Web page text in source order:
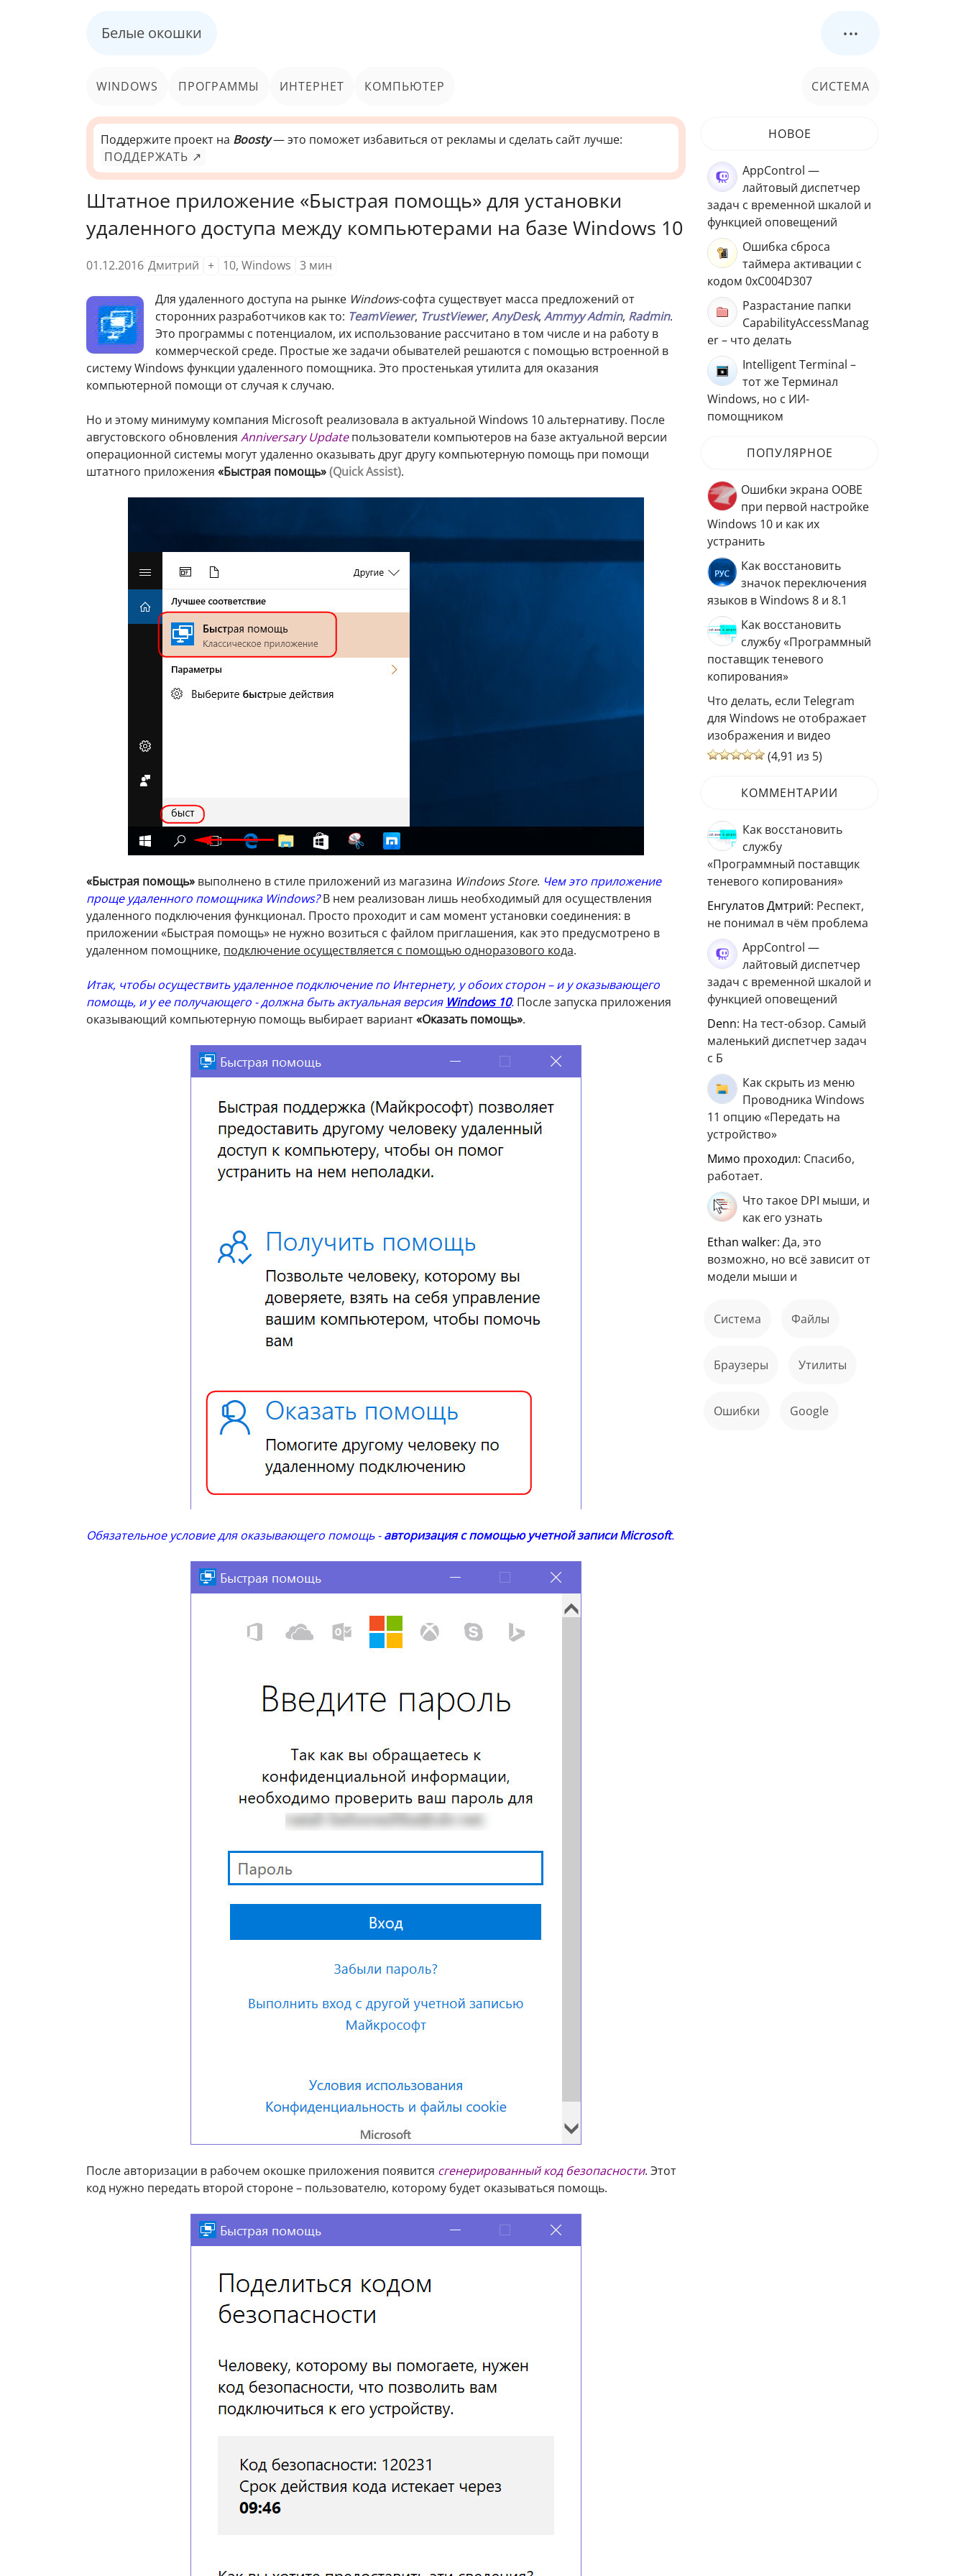
Белые окошки ...
WINDOWS ПРОГРАММЫ ИНТЕРНЕТ КОМПЬЮТЕР СИСТЕМА
Поддержите проект на Boosty— это поможет избавиться от рекламы и сделать сайт лучше:
ПОДДЕРЖАТЬ ↗
Штатное приложение «Быстрая помощь» для установки
удаленного доступа между компьютерами на базе Windows 10
01.12.2016 Дмитрий + 10, Windows 3 мин
Для удаленного доступа на рынке Windows-софта существует масса предложений от
сторонних разработчиков как то: TeamViewer, TrustViewer, AnyDesk, Ammyy Admin, Radmin.
Это программы с потенциалом, их использование рассчитано в том числе и на работу в
коммерческой среде. Простые же задачи обывателей решаются с помощью встроенной в
систему Windows функции удаленного помощника. Это простенькая утилита для оказания
компьютерной помощи от случая к случаю.
Но и этому минимуму компания Microsoft реализовала в актуальной Windows 10 альтернативу. После
августовского обновления Anniversary Updateпользователи компьютеров на базе актуальной версии
операционной системы могут удаленно оказывать друг другу компьютерную помощь при помощи
штатного приложения «Быстрая помощь»(Quick Assist).
«Быстрая помощь» выполнено в стиле приложений из магазина Windows Store. Чем это приложение
проще удаленного помощника Windows?В нем реализован лишь необходимый для осуществления
удаленного подключения функционал. Просто проходит и сам момент установки соединения: в
приложении «Быстрая помощь» не нужно возиться с файлом приглашения, как это предусмотрено в
удаленном помощнике, подключение осуществляется с помощью одноразового кода.
Итак, чтобы осуществить удаленное подключение по Интернету, у обоих сторон – и у оказывающего
помощь, и у ее получающего - должна быть актуальная версия Windows 10. После запуска приложения
оказывающий компьютерную помощь выбирает вариант«Оказать помощь».
Обязательное условие для оказывающего помощь -авторизация с помощью учетной записи Microsoft.
После авторизации в рабочем окошке приложения появится сгенерированный код безопасности. Этот
код нужно передать второй стороне – пользователю, которому будет оказываться помощь.
НОВОЕ
AppControl —
лайтовый диспетчер
задач с временной шкалой и
функцией оповещений
Ошибка сброса
таймера активации с
кодом 0xC004D307
Разрастание папки
CapabilityAccessManag
er – что делать
Intelligent Terminal –
тот же Терминал
Windows, но с ИИ-
помощником
ПОПУЛЯРНОЕ
Ошибки экрана OOBE
при первой настройке
Windows 10 и как их
устранить
Как восстановить
значок переключения
языков в Windows 8 и 8.1
Как восстановить
службу «Программный
поставщик теневого
копирования»
Что делать, если Telegram
для Windows не отображает
изображения и видео
(4,91 из 5)
КОММЕНТАРИИ
Как восстановить
службу
«Программный поставщик
теневого копирования»
Енгулатов Дмтрий: Респект,
не понимал в чём проблема
AppControl —
лайтовый диспетчер
задач с временной шкалой и
функцией оповещений
Denn: На тест-обзор. Самый
маленький диспетчер задач
с Б
Как скрыть из меню
Проводника Windows
11 опцию «Передать на
устройство»
мимо проходил: Спасибо,
работает.
Что такое DPI мыши, и
как его узнать
ethan walker: Да, это
возможно, но всё зависит от
модели мыши и
Система файлы
Браузеры Утилиты
ошибки Google